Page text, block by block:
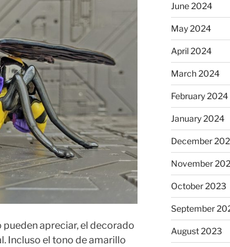
apreciar, el decorado
Incluso el tono de amarillo
June 2024
May 2024
April 2024
March 2024
February 2024
January 2024
December
November
October 2023
September
August 2023